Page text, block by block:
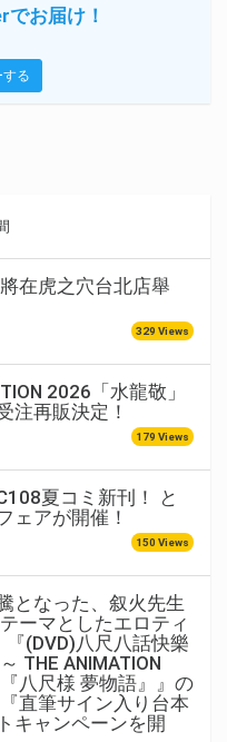
お届け！
する
在虎之穴台北店舉
329 Views
2026「水龍敬」
注再販決定！
179 Views
夏コミ新刊！ と
ェアが開催！
150 Views
となった、叙火先生
ーマとしたエロティ
(DVD)八尺八話快樂
THE ANIMATION
八尺様 夢物語』』の
直筆サイン入り台本
キャンペーンを開